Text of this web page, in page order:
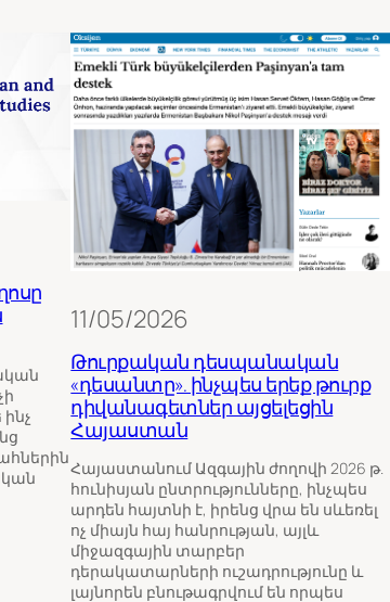
11/05/2026
Թուրքական դեսպանական
«դեսանտը». ինչպես երեք թուրք
դիվանագետներ այցելեցին
Հայաստան
Հայաստանում Ազգային ժողովի 2026 թ.
հունիսյան ընտրությունները, ինչպես
արդեն հայտնի է, իրենց վրա են սևեռել
ոչ միայն հայ հանրության, այլև
միջազգային տարբեր
դերակատարների ուշադրությունը և
լայնորեն բնութագրվում են որպես